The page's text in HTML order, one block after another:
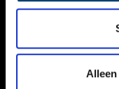
Volg ONH op social